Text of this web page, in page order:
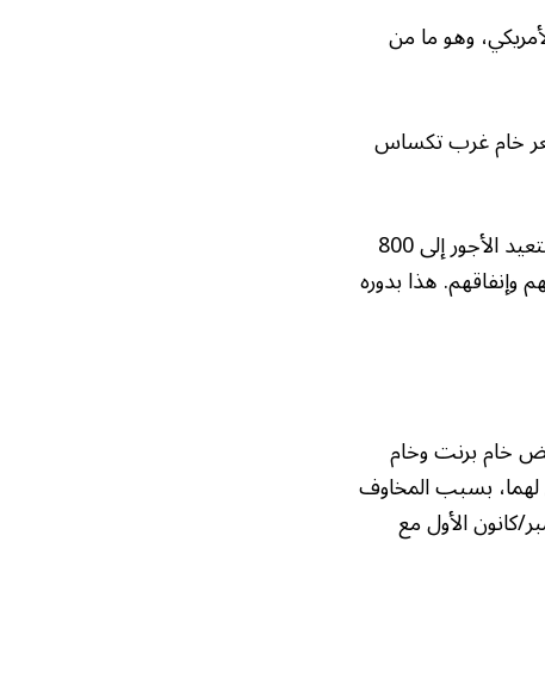
وهو ما من
دولارًا للبرميل، وبلغ سعر خام غرب تكساس
توني سيكامور، محلل السوق لدى آي جي في سيدني، أوضح أن إعادة الفتح الوشيكة ستعيد الأجور إلى 800
هذا بدوره
خام برنت وخام
لهما، بسبب المخاوف
كانون الأول مع